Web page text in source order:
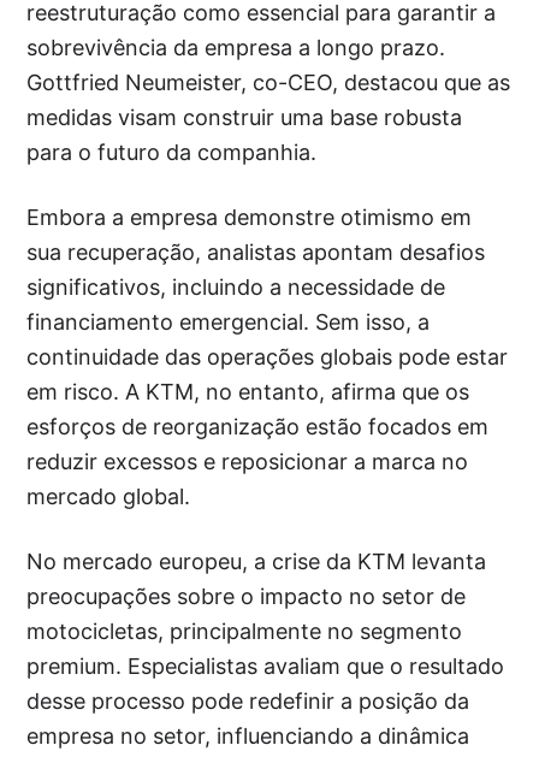
reestruturação como essencial para garantir a
sobrevivência da empresa a longo prazo.
Gottfried Neumeister, co-CEO, destacou que as
medidas visam construir uma base robusta
para o futuro da companhia.
Embora a empresa demonstre otimismo em
sua recuperação, analistas apontam desafios
significativos, incluindo a necessidade de
financiamento emergencial. Sem isso, a
continuidade das operações globais pode estar
em risco. A KTM, no entanto, afirma que os
esforços de reorganização estão focados em
reduzir excessos e reposicionar a marca no
mercado global.
No mercado europeu, a crise da KTM levanta
preocupações sobre o impacto no setor de
motocicletas, principalmente no segmento
premium. Especialistas avaliam que o resultado
desse processo pode redefinir a posição da
empresa no setor, influenciando a dinâmica